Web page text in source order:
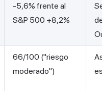
-5,6% frente al
S&P 500 +8,2%
66/100 ("riesgo
moderado")